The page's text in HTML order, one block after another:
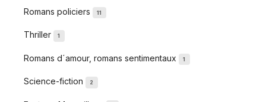
Romans policiers 11
Thriller 1
Romans d´amour, romans sentimentaux 1
Science-fiction 2